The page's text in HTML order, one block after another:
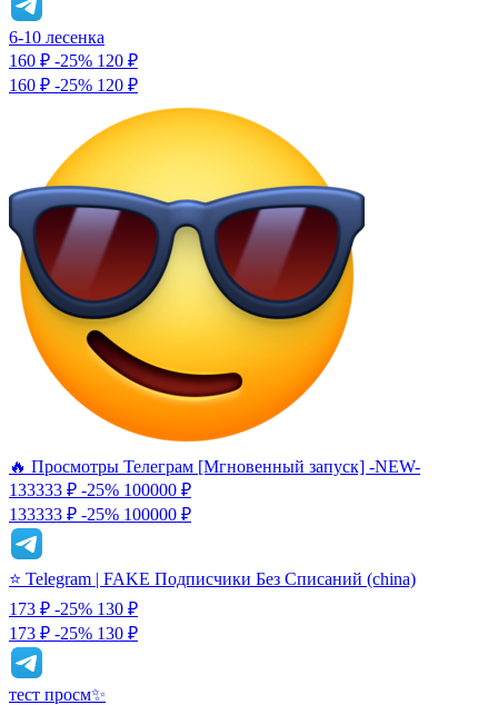
6-10 лесенка
160 ₽ -25% 120 ₽
160 ₽ -25% 120 ₽
🔥 Просмотры Телеграм [Мгновенный запуск] -NEW-
133333 ₽ -25% 100000 ₽
133333 ₽ -25% 100000 ₽
⭐️ Telegram | FAKE Подписчики Без Списаний (china)
173 ₽ -25% 130 ₽
173 ₽ -25% 130 ₽
тест просм✨